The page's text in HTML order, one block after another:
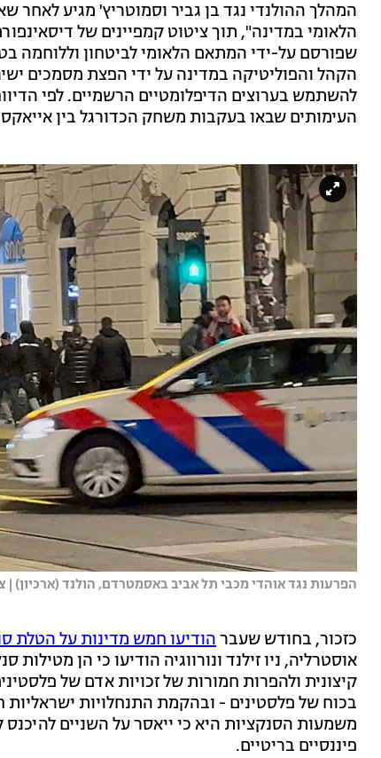
המהלך ההולנדי נגד בן גביר וסמוטריץ' מגיע לאחר
הלאומי במדינה", תוך ציטוט קמפיינים של
הקהל והפוליטיקה במדינה על ידי הפצת מסמכים
להשתמש בערוצים הדיפלומטיים הרשמיים. לפי
העימותים שבאו בעקבות משחק הכדורגל בין
הפרעות נגד אוהדי מכבי תל אביב באסמטרדם, הולנד (ארכיון) |
כזכור, בחודש שעבר הודיעו חמש מדינות על הטלת
אוסטרליה, ניו זילנד ונורווגיה הודיעו כי הן
קיצונית ולהפרות חמורות של זכויות אדם של
בכוח של פלסטינים - ובהקמת התנחלויות
משמעות הסנקציות היא כי ייאסר על השניים להיכנס
פיננסיים בריטיים.